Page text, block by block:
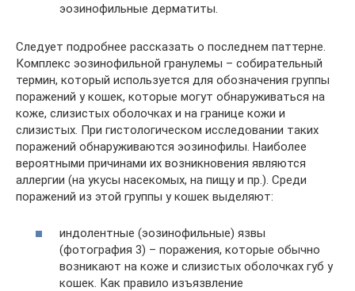
эозинофильные дерматиты.
Следует подробнее рассказать о последнем паттерне.
Комплекс эозинофильной гранулемы – собирательный
термин, который используется для обозначения группы
поражений у кошек, которые могут обнаруживаться на
коже, слизистых оболочках и на границе кожи и
слизистых. При гистологическом исследовании таких
поражений обнаруживаются эозинофилы. Наиболее
вероятными причинами их возникновения являются
аллергии (на укусы насекомых, на пищу и пр.). Среди
поражений из этой группы у кошек выделяют:
индолентные (эозинофильные) язвы
(фотография 3) – поражения, которые обычно
возникают на коже и слизистых оболочках губ у
кошек. Как правило изъязвление